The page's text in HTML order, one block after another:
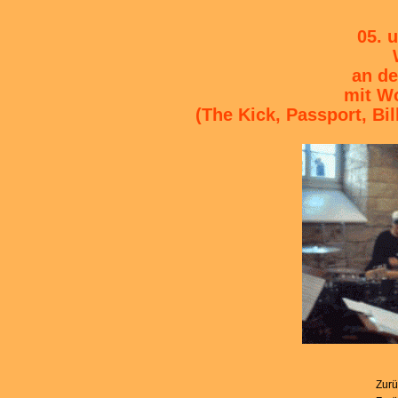
05.
an
mit
(The Kick, Passport,